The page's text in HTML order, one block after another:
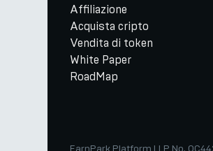
Affiliazione
Acquista cripto
Vendita di token
White Paper
RoadMap
EarnPark Platform LLP No.